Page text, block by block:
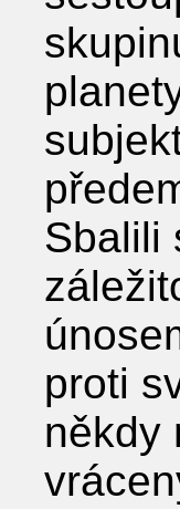
Sbalili
proti
někdy